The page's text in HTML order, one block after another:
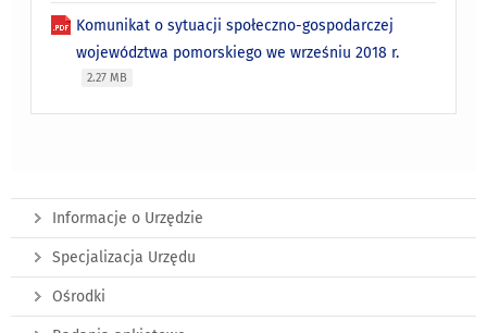
Komunikat o sytuacji społeczno-gospodarczej
województwa pomorskiego we wrześniu 2018 r.
2.27 MB
Informacje o Urzędzie
Specjalizacja Urzędu
Ośrodki